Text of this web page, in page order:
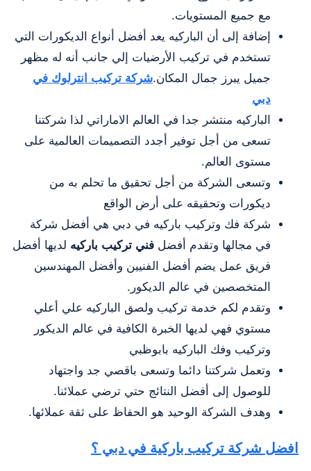
مع جميع المستويات.
إضافة إلى أن الباركيه يعد أفضل أنواع الديكورات التي
تستخدم في تركيب الأرضيات إلي جانب أنه له مظهر
جميل يبرز جمال المكان.شركة تركيب انترلوك في
دبي
الباركيه منتشر جدا في العالم الاماراتي لذا شركتنا
تسعى من أجل توفير أجدد التصميمات العالمية على
مستوى العالم.
وتسعى الشركة من أجل تحقيق ما تحلم به من
ديكورات وتحقيقه على أرض الواقع
شركة فك وتركيب باركيه في دبي هي أفضل شركة
في مجالها وتقدم أفضل فني تركيب باركيه لديها أفضل
فريق عمل يضم أفضل الفنيين وأفضل المهندسين
المتخصصين في عالم الديكور.
وتقدم لكم خدمة تركيب ولصق الباركيه علي أعلي
مستوي فهي لديها الخبرة الكافية في عالم الديكور
وتركيب وفك الباركيه بابوظبي
وتعمل شركتنا دائما وتسعى باقصي جد واجتهاد
للوصول إلى أفضل النتائج حتي ترضي عملائنا.
وهدف الشركة الوحيد هو الحفاظ على ثقة عملائها.
افضل شركة تركيب باركية في دبي ؟